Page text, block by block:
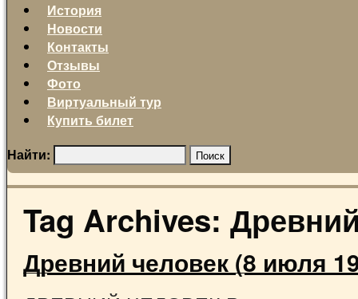
История
Новости
Контакты
Отзывы
Фото
Виртуальный тур
Купить билет
Найти:
Tag Archives:
Древний человек (8 июля